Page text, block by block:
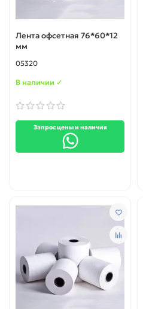
Лента офсетная 76*60*12
мм
05320
В наличии ✓
Запрос цены и наличия